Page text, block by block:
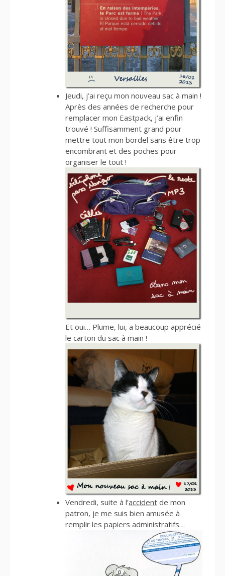
Jeudi, j’ai reçu mon nouveau sac à main !
Après des années de recherche pour
remplacer mon Eastpack, j’ai enfin
trouvé ! Suffisamment grand pour
mettre tout mon bordel sans être trop
encombrant et des poches pour
organiser le tout !
Et oui… Plume, lui, a beaucoup apprécié
le carton du sac à main !
Vendredi, suite à l’accident de mon
patron, je me suis bien amusée à
remplir les papiers administratifs…